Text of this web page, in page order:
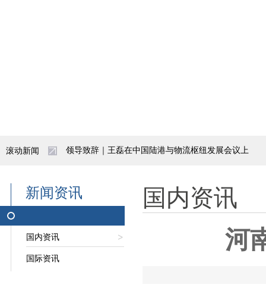
滚动新闻 “一带一路”亚蓉欧（成都）国际冷链产业园启动
抢抓施工黄金期 阿拉山口综保区换装库项目赋能
重庆今年西部陆海新通道班列开行破千列
新闻资讯
国内资讯
国际资讯
国内资讯
河